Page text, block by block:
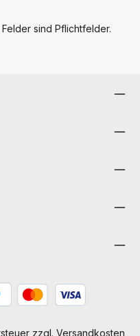
sind Pflichtfelder.
zzgl. Versandkosten